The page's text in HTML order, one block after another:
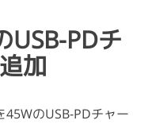
USB-PDチ
加
45WのUSB-PDチャー